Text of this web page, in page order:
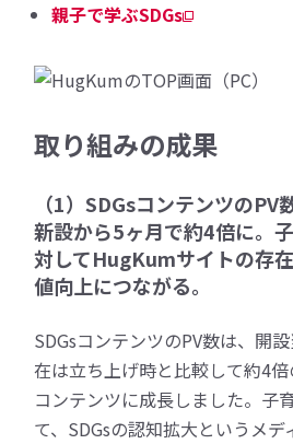
親子で学ぶSDGs
取り組みの成果
（1）SDGsコンテンツのPV
新設から5ヶ月で約4倍に。
対してHugKumサイトの存
値向上につながる。
SDGsコンテンツのPV数は、開
在は立ち上げ時と比較して約4
コンテンツに成長しました。子
て、SDGsの認知拡大というメ